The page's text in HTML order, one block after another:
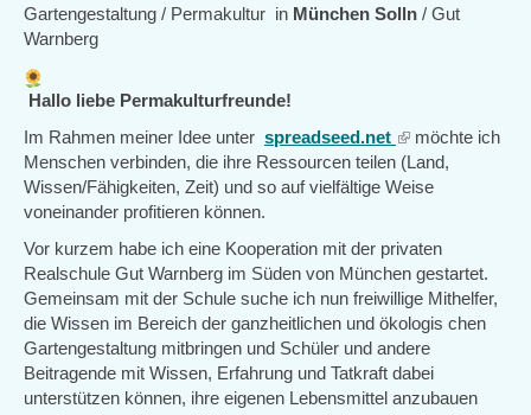
Gartengestaltung / Permakultur in München Solln / Gut
Warnberg
Hallo liebe Permakulturfreunde!
Im Rahmen meiner Idee unter spreadseed.net (link
is
external)
möchte ich
Menschen verbinden, die ihre Ressourcen teilen (Land,
Wissen/Fähigkeiten, Zeit) und so auf vielfältige Weise
voneinander profitieren können.
Vor kurzem habe ich eine Kooperation mit der privaten
Realschule Gut Warnberg im Süden von München gestartet.
Gemeinsam mit der Schule suche ich nun freiwillige Mithelfer,
die Wissen im Bereich der ganzheitlichen und ökologis chen
Gartengestaltung mitbringen und Schüler und andere
Beitragende mit Wissen, Erfahrung und Tatkraft dabei
unterstützen können, ihre eigenen Lebensmittel anzubauen